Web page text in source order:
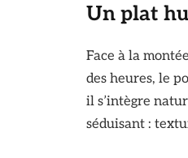
Un plat
Face à la
des heures, le
il s’intègre
séduisant :